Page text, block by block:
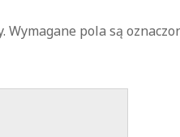
Wymagane pola są